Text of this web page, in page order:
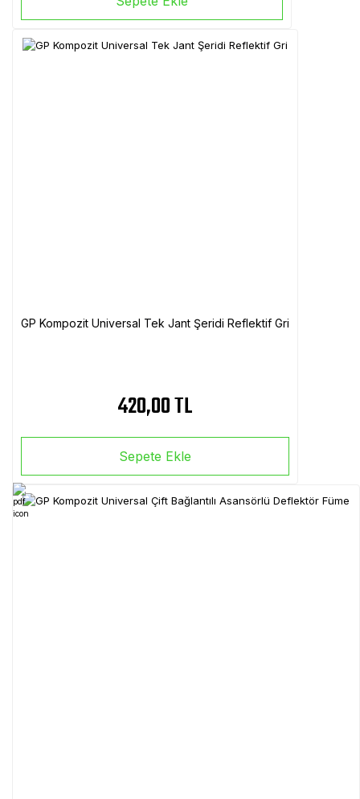
GP Kompozit Universal Tek Jant Şeridi Reflektif Gri
420,00 TL
Sepete Ekle